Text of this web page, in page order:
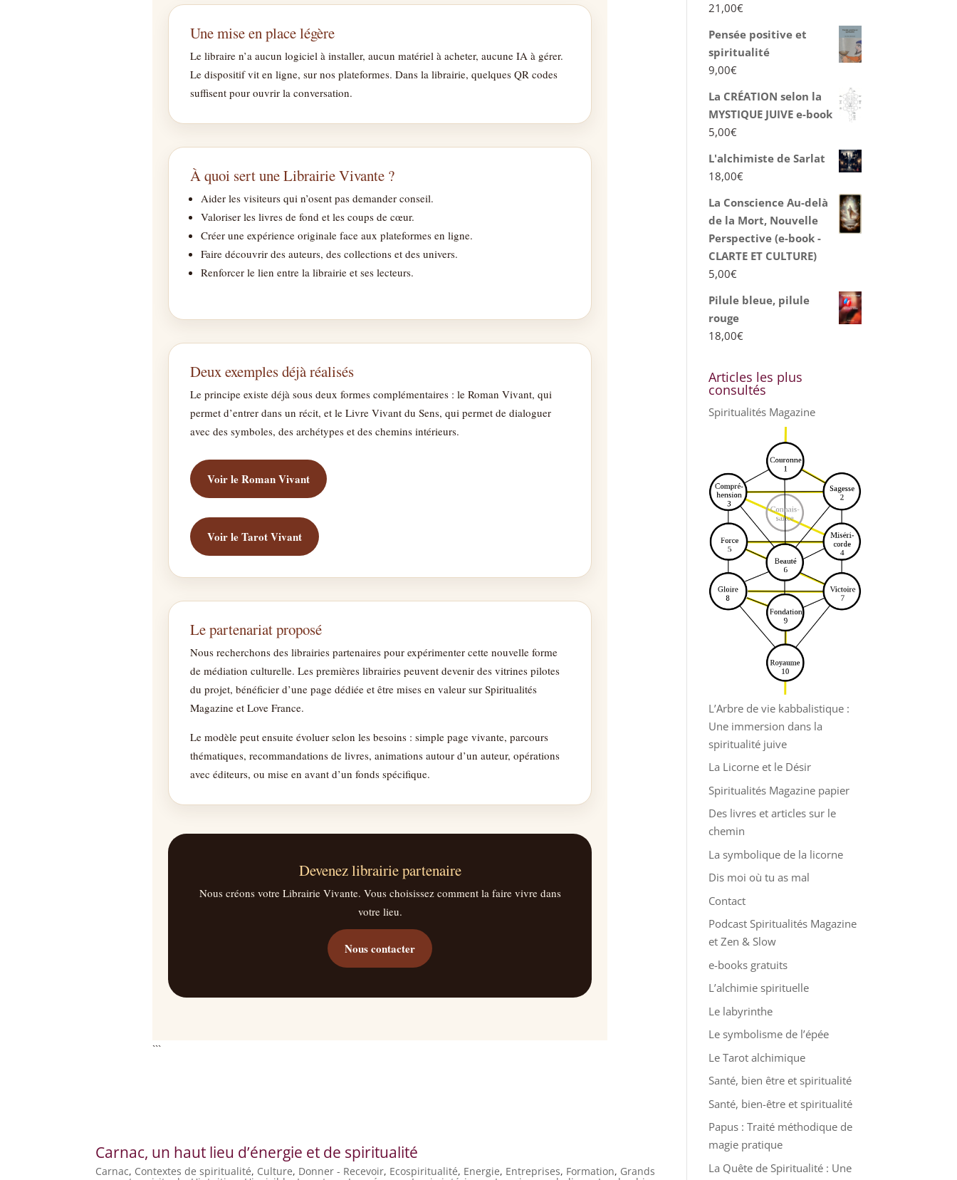
Une mise en place légère
Le libraire n’a aucun logiciel à installer, aucun matériel à acheter, aucune IA à gérer.
Le dispositif vit en ligne, sur nos plateformes. Dans la librairie, quelques QR codes
suffisent pour ouvrir la conversation.
À quoi sert une Librairie Vivante ?
Aider les visiteurs qui n’osent pas demander conseil.
Valoriser les livres de fond et les coups de cœur.
Créer une expérience originale face aux plateformes en ligne.
Faire découvrir des auteurs, des collections et des univers.
Renforcer le lien entre la librairie et ses lecteurs.
Deux exemples déjà réalisés
Le principe existe déjà sous deux formes complémentaires : le Roman Vivant, qui
permet d’entrer dans un récit, et le Livre Vivant du Sens, qui permet de dialoguer
avec des symboles, des archétypes et des chemins intérieurs.
Voir le Roman Vivant
Voir le Tarot Vivant
Le partenariat proposé
Nous recherchons des librairies partenaires pour expérimenter cette nouvelle forme
de médiation culturelle. Les premières librairies peuvent devenir des vitrines pilotes
du projet, bénéficier d’une page dédiée et être mises en valeur sur Spiritualités
Magazine et Love France.
Le modèle peut ensuite évoluer selon les besoins : simple page vivante, parcours
thématiques, recommandations de livres, animations autour d’un auteur, opérations
avec éditeurs, ou mise en avant d’un fonds spécifique.
Devenez librairie partenaire
Nous créons votre Librairie Vivante. Vous choisissez comment la faire vivre dans
votre lieu.
Nous contacter
```
Carnac, un haut lieu d’énergie et de spiritualité
Carnac, Contextes de spiritualité, Culture, Donner - Recevoir, Ecospiritualité, Energie, Entreprises, Formation, Grands
21,00€
Pensée positive et
spiritualité
9,00€
La CRÉATION selon la
MYSTIQUE JUIVE e-book
5,00€
L'alchimiste de Sarlat
18,00€
La Conscience Au-delà
de la Mort, Nouvelle
Perspective (e-book -
CLARTE ET CULTURE)
5,00€
Pilule bleue, pilule
rouge
18,00€
Articles les plus
consultés
Spiritualités Magazine
L’Arbre de vie kabbalistique :
Une immersion dans la
spiritualité juive
La Licorne et le Désir
Spiritualités Magazine papier
Des livres et articles sur le
chemin
La symbolique de la licorne
Dis moi où tu as mal
Contact
Podcast Spiritualités Magazine
et Zen & Slow
e-books gratuits
L’alchimie spirituelle
Le labyrinthe
Le symbolisme de l’épée
Le Tarot alchimique
Santé, bien être et spiritualité
Santé, bien-être et spiritualité
Papus : Traité méthodique de
magie pratique
La Quête de Spiritualité : Une